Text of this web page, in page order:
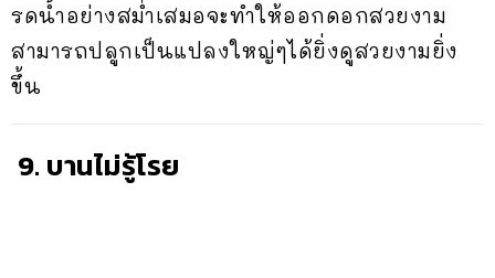
รดน้ำอย่างสม่ำเสมอจะทำให้ออกดอกสวยงาม
สามารถปลูกเป็นแปลงใหญ่ๆได้ยิ่งดูสวยงามยิ่ง
ขึ้น
9. บานไม่รู้โรย